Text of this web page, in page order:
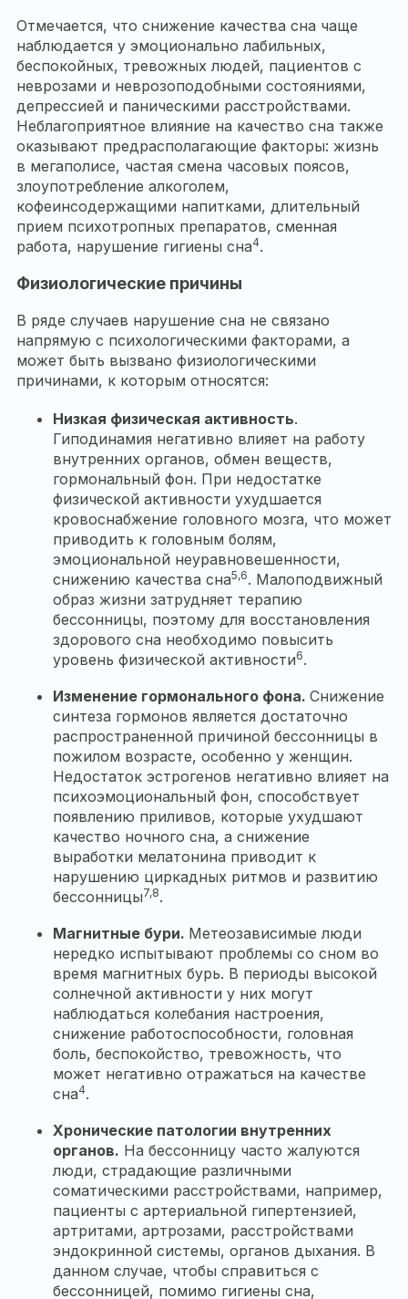
Отмечается, что снижение качества сна чаще
наблюдается у эмоционально лабильных,
беспокойных, тревожных людей, пациентов с
неврозами и неврозоподобными состояниями,
депрессией и паническими расстройствами.
Неблагоприятное влияние на качество сна также
оказывают предрасполагающие факторы: жизнь
в мегаполисе, частая смена часовых поясов,
злоупотребление алкоголем,
кофеинсодержащими напитками, длительный
прием психотропных препаратов, сменная
работа, нарушение гигиены сна4.
Физиологические причины
В ряде случаев нарушение сна не связано
напрямую с психологическими факторами, а
может быть вызвано физиологическими
причинами, к которым относятся:
Низкая физическая активность.
Гиподинамия негативно влияет на работу
внутренних органов, обмен веществ,
гормональный фон. При недостатке
физической активности ухудшается
кровоснабжение головного мозга, что может
приводить к головным болям,
эмоциональной неуравновешенности,
снижению качества сна5,6. Малоподвижный
образ жизни затрудняет терапию
бессонницы, поэтому для восстановления
здорового сна необходимо повысить
уровень физической активности6.
Изменение гормонального фона. Снижение
синтеза гормонов является достаточно
распространенной причиной бессонницы в
пожилом возрасте, особенно у женщин.
Недостаток эстрогенов негативно влияет на
психоэмоциональный фон, способствует
появлению приливов, которые ухудшают
качество ночного сна, а снижение
выработки мелатонина приводит к
нарушению циркадных ритмов и развитию
бессонницы7,8.
Магнитные бури. Метеозависимые люди
нередко испытывают проблемы со сном во
время магнитных бурь. В периоды высокой
солнечной активности у них могут
наблюдаться колебания настроения,
снижение работоспособности, головная
боль, беспокойство, тревожность, что
может негативно отражаться на качестве
сна4.
Хронические патологии внутренних
органов. На бессонницу часто жалуются
люди, страдающие различными
соматическими расстройствами, например,
пациенты с артериальной гипертензией,
артритами, артрозами, расстройствами
эндокринной системы, органов дыхания. В
данном случае, чтобы справиться с
бессонницей, помимо гигиены сна,